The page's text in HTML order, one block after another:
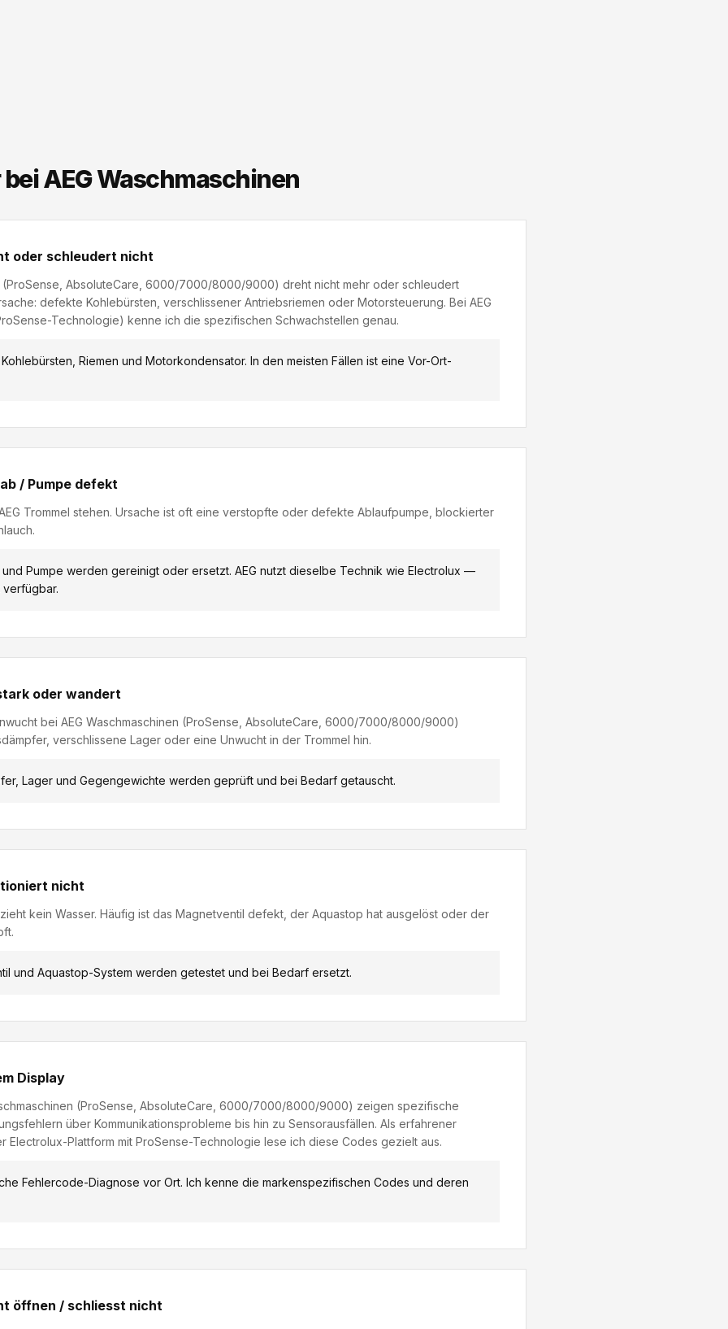
AEG Waschmaschinen
oder schleudert nicht
(ProSense, AbsoluteCare, 6000/7000/8000/9000) dreht nicht mehr oder schleudert
defekte Kohlebürsten, verschlissener Antriebsriemen oder Motorsteuerung. Bei AEG
Technologie) kenne ich die spezifischen Schwachstellen genau.
Riemen und Motorkondensator. In den meisten Fällen ist eine Vor-Ort-
/ Pumpe defekt
Trommel stehen. Ursache ist oft eine verstopfte oder defekte Ablaufpumpe, blockierter
und Pumpe werden gereinigt oder ersetzt. AEG nutzt dieselbe Technik wie Electrolux —
verfügbar.
oder wandert
bei AEG Waschmaschinen (ProSense, AbsoluteCare, 6000/7000/8000/9000)
verschlissene Lager oder eine Unwucht in der Trommel hin.
Lager und Gegengewichte werden geprüft und bei Bedarf getauscht.
nicht
zieht kein Wasser. Häufig ist das Magnetventil defekt, der Aquastop hat ausgelöst oder der
und Aquastop-System werden getestet und bei Bedarf ersetzt.
Display
(ProSense, AbsoluteCare, 6000/7000/8000/9000) zeigen spezifische
über Kommunikationsprobleme bis hin zu Sensorausfällen. Als erfahrener
Electrolux-Plattform mit ProSense-Technologie lese ich diese Codes gezielt aus.
Fehlercode-Diagnose vor Ort. Ich kenne die markenspezifischen Codes und deren
öffnen / schliesst nicht